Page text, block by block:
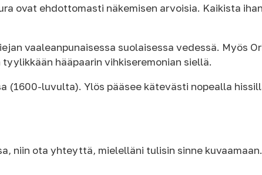
ovat ehdottomasti näkemisen arvoisia. Kaikista
vaaleanpunaisessa suolaisessa vedessä. Myös
hääpaarin vihkiseremonian siellä.
(1600-luvulta). Ylös pääsee kätevästi nopealla
niin ota yhteyttä, mielelläni tulisin sinne